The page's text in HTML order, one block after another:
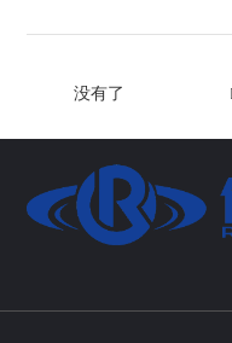
没有了